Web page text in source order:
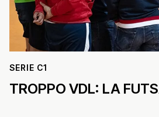
SERIE C1
TROPPO VDL: LA